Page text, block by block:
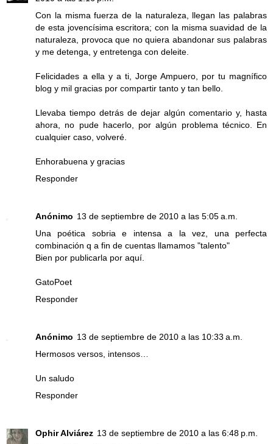
Con la misma fuerza de la naturaleza, llegan las palabras
de esta jovencísima escritora; con la misma suavidad de la
naturaleza, provoca que no quiera abandonar sus palabras
y me detenga, y entretenga con deleite.
Felicidades a ella y a ti, Jorge Ampuero, por tu magnífico
blog y mil gracias por compartir tanto y tan bello.
Llevaba tiempo detrás de dejar algún comentario y, hasta
ahora, no pude hacerlo, por algún problema técnico. En
cualquier caso, volveré.
Enhorabuena y gracias
Responder
Anónimo 13 de septiembre de 2010 a las 5:05 a.m.
Una poética sobria e intensa a la vez, una perfecta
combinación q a fin de cuentas llamamos "talento"
Bien por publicarla por aquí.
GatoPoet
Responder
Anónimo 13 de septiembre de 2010 a las 10:33 a.m.
Hermosos versos, intensos…
Un saludo
Responder
Ophir Alviárez 13 de septiembre de 2010 a las 6:48 p.m.